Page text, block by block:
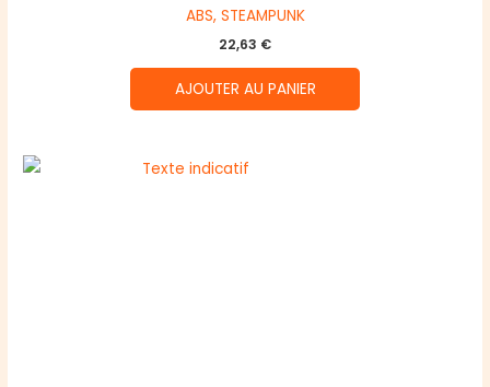
ABS, STEAMPUNK
22,63 €
AJOUTER AU PANIER